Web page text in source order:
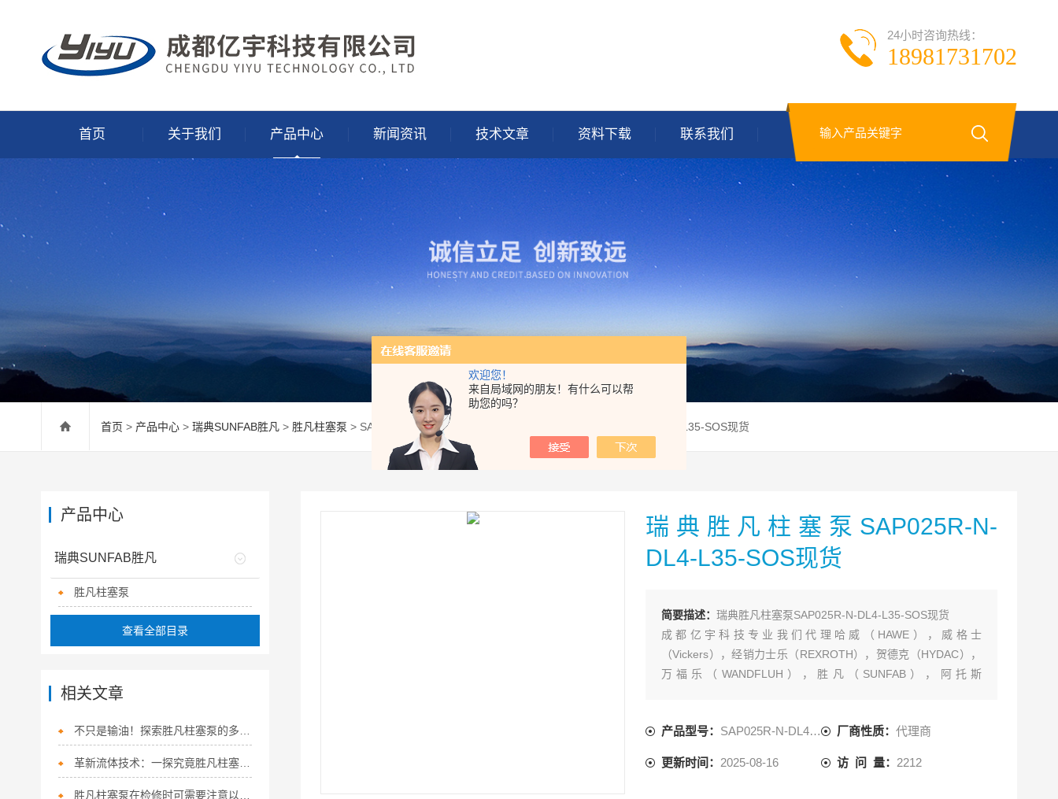
欢迎您！
来自局域网的朋友！有什么可以帮
助您的吗？
24小时咨询热线：
18981731702
首页 关于我们 产品中心 新闻资讯 技术文章 资料下载 联系我们
首页 > 产品中心 > 瑞典SUNFAB胜凡 > 胜凡柱塞泵 > SAP025R-N-DL4-L35-SOS-000瑞典胜凡柱塞泵SAP025R-N-DL4-L35-SOS现货
瑞典胜凡柱塞泵SAP025R-N-
DL4-L35-SOS现货
简要描述： 瑞典胜凡柱塞泵SAP025R-N-DL4-L35-SOS现货
成都亿宇科技专业我们代理哈威（HAWE），威格士
（Vickers），经销力士乐（REXROTH），贺德克（HYDAC），
万福乐（WANDFLUH），胜凡（SUNFAB），阿托斯
滤芯，蓄能器，传感器
产品型号： SAP025R-N-DL4-L35-SOS-000 厂商性质：代理商
更新时间： 2025-08-16 访 问 量： 2212
产品中心
瑞典SUNFAB胜凡
胜凡柱塞泵
查看全部目录
相关文章
革新流体技术：一探究竟胜凡柱塞泵的核心优势！